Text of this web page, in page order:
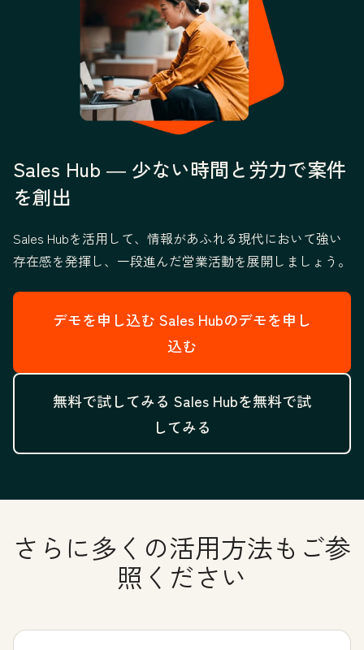
Sales Hub ― 少ない時間と労力で案件
を創出
Sales Hubを活用して、情報があふれる現代において強い
存在感を発揮し、一段進んだ営業活動を展開しましょう。
デモを申し込む Sales Hubのデモを申し
込む
無料で試してみる Sales Hubを無料で試
してみる
さらに多くの活用方法もご参
照ください